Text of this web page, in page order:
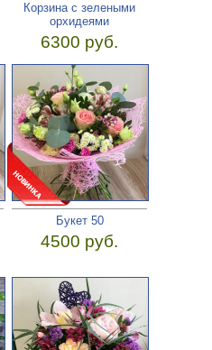
Корзина с зелеными
орхидеями
6300 руб.
Букет 50
4500 руб.